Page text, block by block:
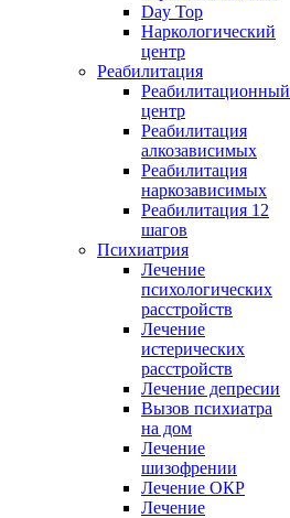
Day Top
Наркологический
центр
Реабилитация
Реабилитационный
центр
Реабилитация
алкозависимых
Реабилитация
наркозависимых
Реабилитация 12
шагов
Психиатрия
Лечение
психологических
расстройств
Лечение
истерических
расстройств
Лечение депресии
Вызов психиатра
на дом
Лечение
шизофрении
Лечение ОКР
Лечение